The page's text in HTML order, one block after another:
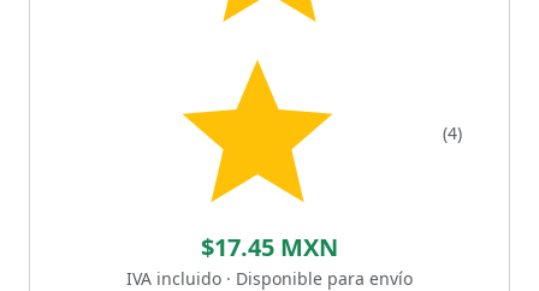
(4)
$17.45 MXN
IVA incluido · Disponible para envío